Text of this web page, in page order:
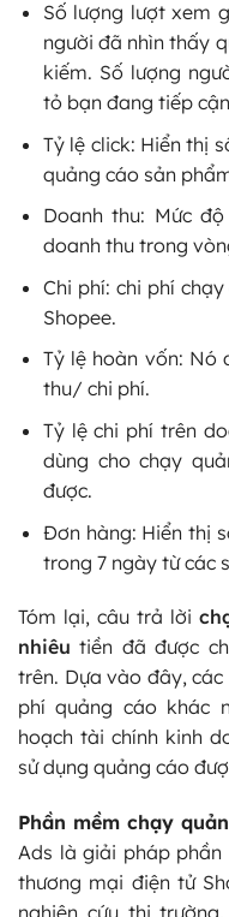
Số lượng lượt xem
người đã nhìn thấy
kiếm. Số lượng
tỏ bạn đang tiếp
Tỷ lệ click: Hiển thị
quảng cáo sản
Doanh thu: Mức
doanh thu trong
Chi phí: chi phí
Shopee.
Tỷ lệ hoàn vốn: Nó
thu/ chi phí.
Tỷ lệ chi phí trên
dùng cho chạy
được.
Đơn hàng: Hiển thị
trong 7 ngày từ các
Tóm lại, câu trả lời
nhiêu tiền đã được
trên. Dựa vào đây,
phí quảng cáo khác
hoạch tài chính kinh
sử dụng quảng cáo
Phần mềm chạy
Ads là giải pháp
thương mại điện tử